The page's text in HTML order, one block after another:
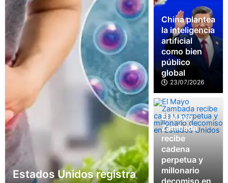
Estados Unidos registra
China plantea
la inteligencia
artificial
como bien
público
global
23/07/2026
El Mayo
Zambada
recibe
cadena
perpetua y
millonario
decomiso en